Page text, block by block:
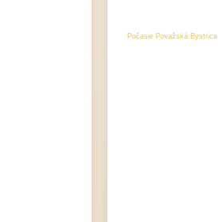
Počasie Považská Bystrica